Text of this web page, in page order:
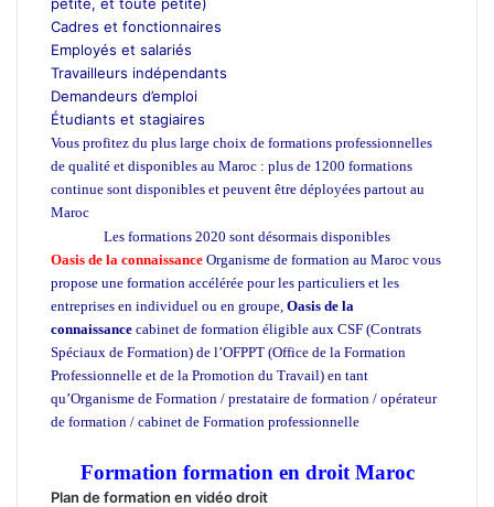
Cadres et fonctionnaires
Employés et salariés
Travailleurs indépendants
Demandeurs d’emploi
Étudiants et stagiaires
Vous profitez du plus large choix de formations professionnelles
de qualité et disponibles au Maroc : plus de 1200 formations
continue sont disponibles et peuvent être déployées partout au
Maroc
Les formations 2020 sont désormais disponibles
Oasis de la connaissance Organisme de formation au Maroc vous
propose une formation accélérée pour les particuliers et les
entreprises en individuel ou en groupe, Oasis de la
connaissance cabinet de formation éligible aux CSF (Contrats
Spéciaux de Formation) de l’OFPPT (Office de la Formation
Professionnelle et de la Promotion du Travail) en tant
qu’Organisme de Formation / prestataire de formation / opérateur
de formation / cabinet de Formation professionnelle
Formation formation en droit Maroc
Plan de formation en vidéo droit